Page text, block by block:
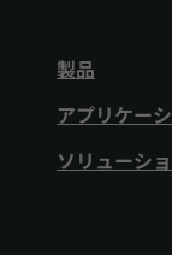
製品
アプリケー
ソリューシ